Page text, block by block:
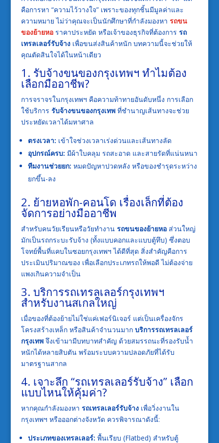
คือการหา “ความไว้วางใจ” เพราะของทุกชิ้นมีมูลค่าและ
ความหมาย ไม่ว่าคุณจะเป็นนักศึกษาที่กำลังมองหา รถขน
ของย้ายหอ ราคาประหยัด หรือเจ้าของธุรกิจที่ต้องการ รถ
เทรลเลอร์รับจ้างเพื่อขนส่งสินค้าหนัก บทความนี้จะช่วยให้
คุณตัดสินใจได้ในหน้าเดียว
1. รับจ้างขนของกรุงเทพฯ ทำไมต้อง
เลือกมืออาชีพ?
การจราจรในกรุงเทพฯ คือความท้าทายอันดับหนึ่ง การเลือก
ใช้บริการ รับจ้างขนของกรุงเทพที่ชำนาญเส้นทางจะช่วย
ประหยัดเวลาได้มหาศาล
ตรงเวลา: เข้าใจช่วงเวลาเร่งด่วนและเส้นทางลัด
อุปกรณ์ครบ: มีผ้าใบคลุม รถสะอาด และสายรัดที่แน่นหนา
ทีมงานช่วยยก: หมดปัญหาปวดหลัง หรือของชำรุดระหว่าง
ยกขึ้น-ลง
2. ย้ายหอพัก-คอนโด เรื่องเล็กที่ต้อง
จัดการอย่างมืออาชีพ
สำหรับคนวัยเรียนหรือวัยทำงาน รถขนของย้ายหอส่วนใหญ่
มักเป็นรถกระบะรับจ้าง (ทั้งแบบคอกและแบบตู้ทึบ) ซึ่งตอบ
โจทย์พื้นที่แคบในซอยกรุงเทพฯ ได้ดีที่สุด สิ่งสำคัญคือการ
ประเมินปริมาณของ เพื่อเลือกประเภทรถให้พอดี ไม่ต้องจ่าย
แพงเกินความจำเป็น
3. บริการรถเทรลเลอร์กรุงเทพฯ
สำหรับงานสเกลใหญ่
เมื่อของที่ต้องย้ายไม่ใช่แค่เฟอร์นิเจอร์ แต่เป็นเครื่องจักร
โครงสร้างเหล็ก หรือสินค้าจำนวนมาก บริการรถเทรลเลอร์
กรุงเทพจึงเข้ามามีบทบาทสำคัญ ด้วยสมรรถนะที่รองรับน้ำ
หนักได้หลายสิบตัน พร้อมระบบความปลอดภัยที่ได้รับ
มาตรฐานสากล
4. เจาะลึก “รถเทรลเลอร์รับจ้าง” เลือก
แบบไหนให้คุ้มค่า?
หากคุณกำลังมองหา รถเทรลเลอร์รับจ้างเพื่อวิ่งงานใน
กรุงเทพฯ หรือออกต่างจังหวัด ควรพิจารณาดังนี้:
ประเภทของเทรลเลอร์: พื้นเรียบ (Flatbed) สำหรับตู้